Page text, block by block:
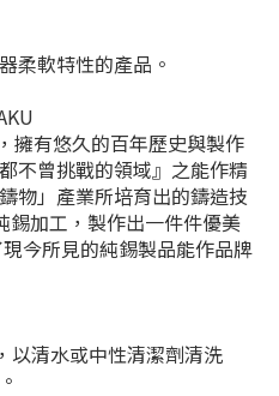
柔軟特性的產品。
擁有悠久的百年歷史與製作
不曾挑戰的領域』之能作精
物」產業所培育出的鑄造技
加工，製作出一件件優美
今所見的純錫製品能作品牌
以清水或中性清潔劑清洗